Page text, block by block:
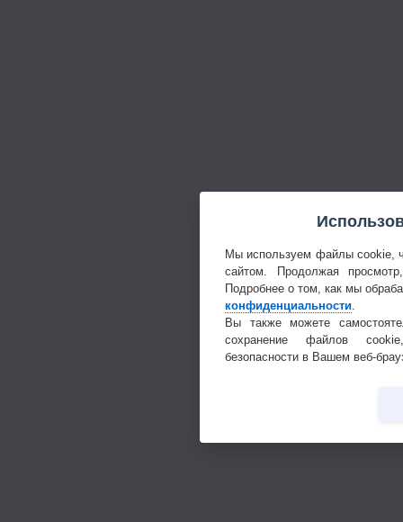
Мы используем файлы cookie,
сайтом. Продолжая
Подробнее о том, как мы
конфиденциальности
Вы также можете
сохранение файлов
безопасности в Вашем веб-